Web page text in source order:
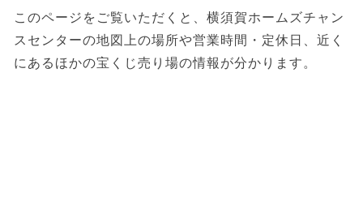
このページをご覧いただくと、横須賀ホームズチャン
スセンターの地図上の場所や営業時間・定休日、近く
にあるほかの宝くじ売り場の情報が分かります。